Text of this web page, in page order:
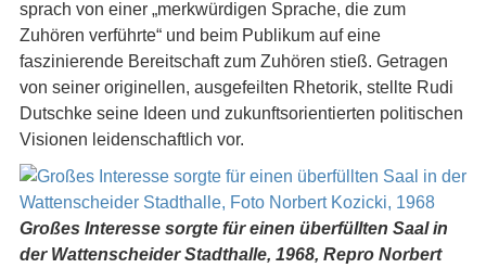
sprach von einer „merkwürdigen Sprache, die zum
Zuhören verführte“ und beim Publikum auf eine
faszinierende Bereitschaft zum Zuhören stieß. Getragen
von seiner originellen, ausgefeilten Rhetorik, stellte Rudi
Dutschke seine Ideen und zukunftsorientierten politischen
Visionen leidenschaftlich vor.
Großes Interesse sorgte für einen überfüllten Saal in
der Wattenscheider Stadthalle, 1968, Repro Norbert